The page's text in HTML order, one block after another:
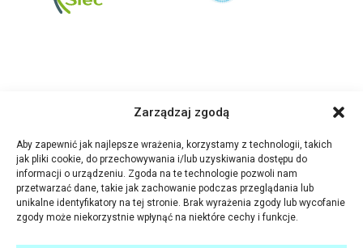
Zarządzaj zgodą
Aby zapewnić jak najlepsze wrażenia, korzystamy z technologii, takich
jak pliki cookie, do przechowywania i/lub uzyskiwania dostępu do
informacji o urządzeniu. Zgoda na te technologie pozwoli nam
przetwarzać dane, takie jak zachowanie podczas przeglądania lub
unikalne identyfikatory na tej stronie. Brak wyrażenia zgody lub wycofanie
zgody może niekorzystnie wpłynąć na niektóre cechy i funkcje.